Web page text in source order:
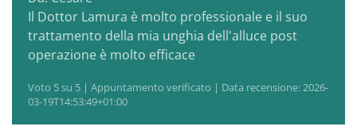
Il Dottor Lamura è molto professionale e il suo
trattamento della mia unghia dell'alluce post
operazione è molto efficace
Voto 5 su 5 | Appuntamento verificato | Data recensione: 2026-
03-19T14:53:49+01:00